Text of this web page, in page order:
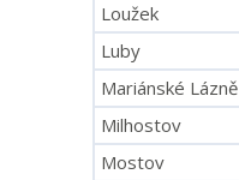
Loužek
Luby
Mariánské Lázně
Milhostov
Mostov